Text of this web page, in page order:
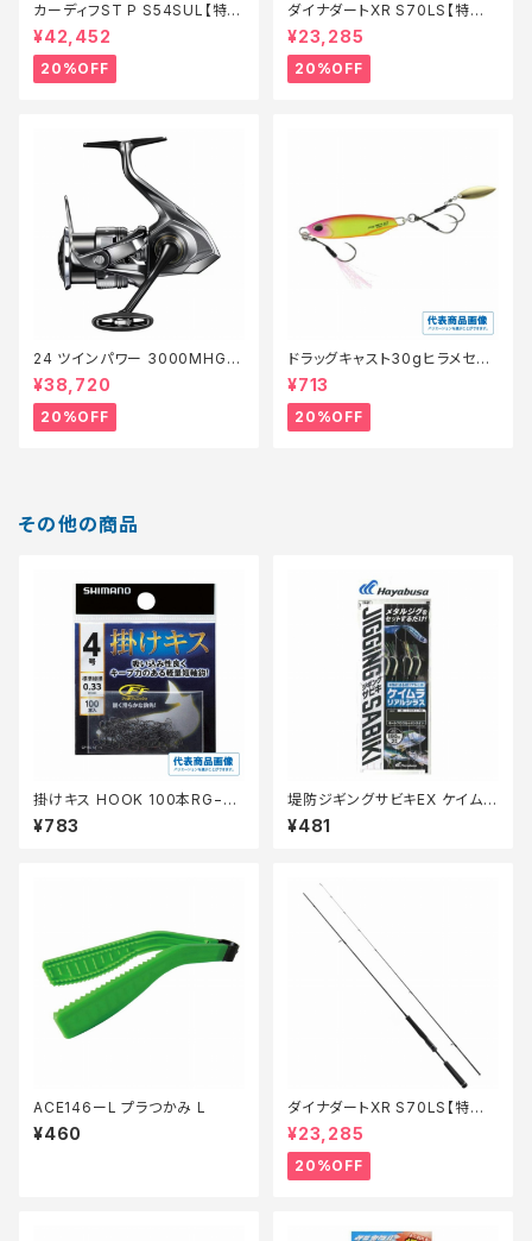
カーディフST P S54SUL【特価
ロッド】【20】
¥42,452
20%OFF
ダイナダートXR S70LS【特価
ロッド】【20】
¥23,285
20%OFF
24 ツインパワー 3000MHG
【特価リール】【20】
¥38,720
20%OFF
ドラッグキャスト30gヒラメセレ
クション【特価ルアー】【20】
¥713
20%OFF
その他の商品
掛けキス HOOK 100本RG−N
K1N【継続セール_仕掛】
¥783
堤防ジギングサビキEX ケイムラ
リアルシラス2本FS702ーS
¥481
ACE146ーL プラつかみ L
¥460
ダイナダートXR S70LS【特価
ロッド】【20】
¥23,285
20%OFF